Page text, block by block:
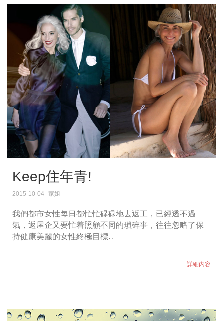
Keep住年青!
2015-10-04 家姐
我們都市女性每日都忙忙碌碌地去返工，已經透不過
氣，返屋企又要忙着照顧不同的瑣碎事，往往忽略了保
持健康美麗的女性終極目標...
詳細內容